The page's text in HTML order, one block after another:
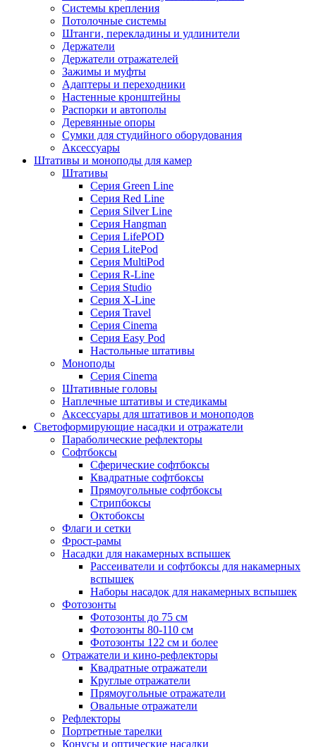
Системы крепления
Потолочные системы
Штанги, перекладины и удлинители
Держатели
Держатели отражателей
Зажимы и муфты
Адаптеры и переходники
Настенные кронштейны
Распорки и автополы
Деревянные опоры
Сумки для студийного оборудования
Аксессуары
Штативы и моноподы для камер
Штативы
Серия Green Line
Серия Red Line
Серия Silver Line
Серия Hangman
Серия LifePOD
Серия LitePod
Серия MultiPod
Серия R-Line
Серия Studio
Серия X-Line
Серия Travel
Серия Cinema
Серия Easy Pod
Настольные штативы
Моноподы
Серия Cinema
Штативные головы
Наплечные штативы и стедикамы
Аксессуары для штативов и моноподов
Светоформирующие насадки и отражатели
Параболические рефлекторы
Софтбоксы
Сферические софтбоксы
Квадратные софтбоксы
Прямоугольные софтбоксы
Стрипбоксы
Октобоксы
Флаги и сетки
Фрост-рамы
Насадки для накамерных вспышек
Рассеиватели и софтбоксы для накамерных
вспышек
Наборы насадок для накамерных вспышек
Фотозонты
Фотозонты до 75 см
Фотозонты 80-110 см
Фотозонты 122 см и более
Отражатели и кино-рефлекторы
Квадратные отражатели
Круглые отражатели
Прямоугольные отражатели
Овальные отражатели
Рефлекторы
Портретные тарелки
Конусы и оптические насадки